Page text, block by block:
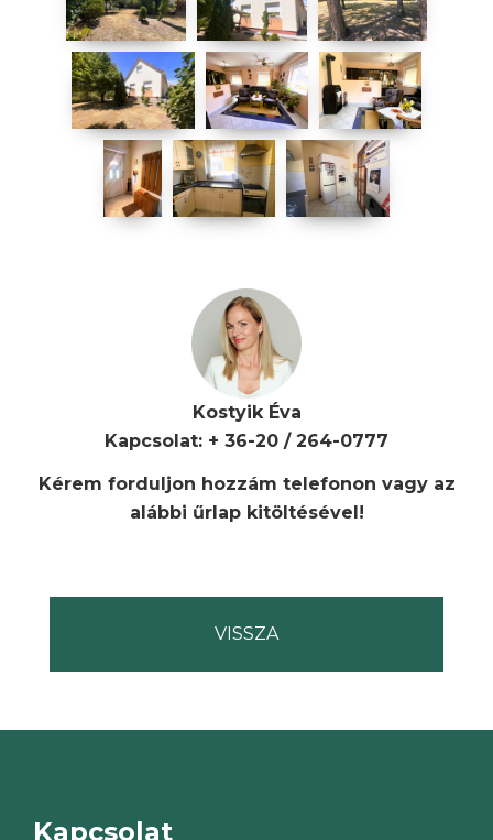
Kostyik Éva
Kapcsolat: + 36-20 / 264-0777
Kérem forduljon hozzám telefonon vagy az
alábbi űrlap kitöltésével!
Kapcsolat